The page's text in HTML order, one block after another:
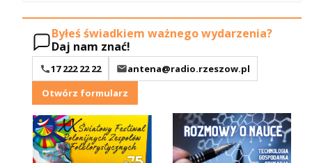
Byłeś świadkiem ważnego wydarzenia?
Daj nam znać!
17 222 22 22
antena@radio.rzeszow.pl
Otwórz formularz